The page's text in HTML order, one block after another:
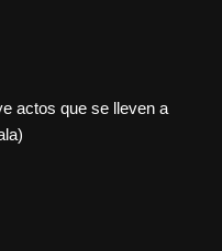
actos que se lleven a